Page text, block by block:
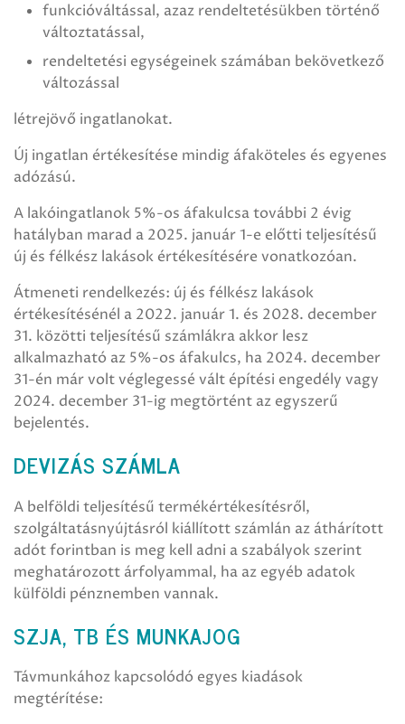
funkcióváltással, azaz rendeltetésükben történő
változtatással,
rendeltetési egységeinek számában bekövetkező
változással
létrejövő ingatlanokat.
Új ingatlan értékesítése mindig áfaköteles és egyenes
adózású.
A lakóingatlanok 5%-os áfakulcsa további 2 évig
hatályban marad a 2025. január 1-e előtti teljesítésű
új és félkész lakások értékesítésére vonatkozóan.
Átmeneti rendelkezés: új és félkész lakások
értékesítésénél a 2022. január 1. és 2028. december
31. közötti teljesítésű számlákra akkor lesz
alkalmazható az 5%-os áfakulcs, ha 2024. december
31-én már volt véglegessé vált építési engedély vagy
2024. december 31-ig megtörtént az egyszerű
bejelentés.
DEVIZÁS SZÁMLA
A belföldi teljesítésű termékértékesítésről,
szolgáltatásnyújtásról kiállított számlán az áthárított
adót forintban is meg kell adni a szabályok szerint
meghatározott árfolyammal, ha az egyéb adatok
külföldi pénznemben vannak.
SZJA, TB ÉS MUNKAJOG
Távmunkához kapcsolódó egyes kiadások
megtérítése: